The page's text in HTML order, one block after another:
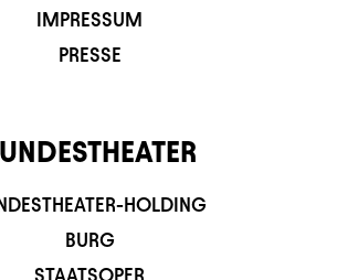
IMPRESSUM
PRESSE
HOLDING
BURG
STAATSOPER